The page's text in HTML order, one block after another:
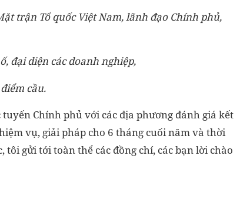
trận Tổ quốc Việt Nam, lãnh đạo Chính phủ,
đại diện các doanh nghiệp,
cầu.
Chính phủ với các địa phương đánh giá kết
vụ, giải pháp cho 6 tháng cuối năm và thời
gửi tới toàn thể các đồng chí, các bạn lời chào